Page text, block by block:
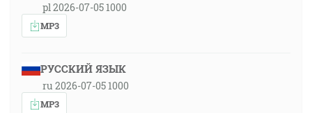
pl 2026-07-05 1000
MP3
РУССКИЙ ЯЗЫК
ru 2026-07-05 1000
MP3